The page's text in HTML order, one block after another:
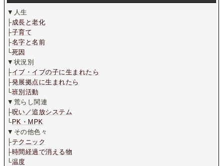
▼人生
├成長と老化
├子育て
├名字と名前
└死因
▼状況別
├イブ・イブの子に生まれたら
├発展拠点に生まれたら
└班別活動
▼荒らし関連
├呪い／追放システム
└PK・MPK
▼その他色々
├テクニック
├時間経過で消える物
└温度